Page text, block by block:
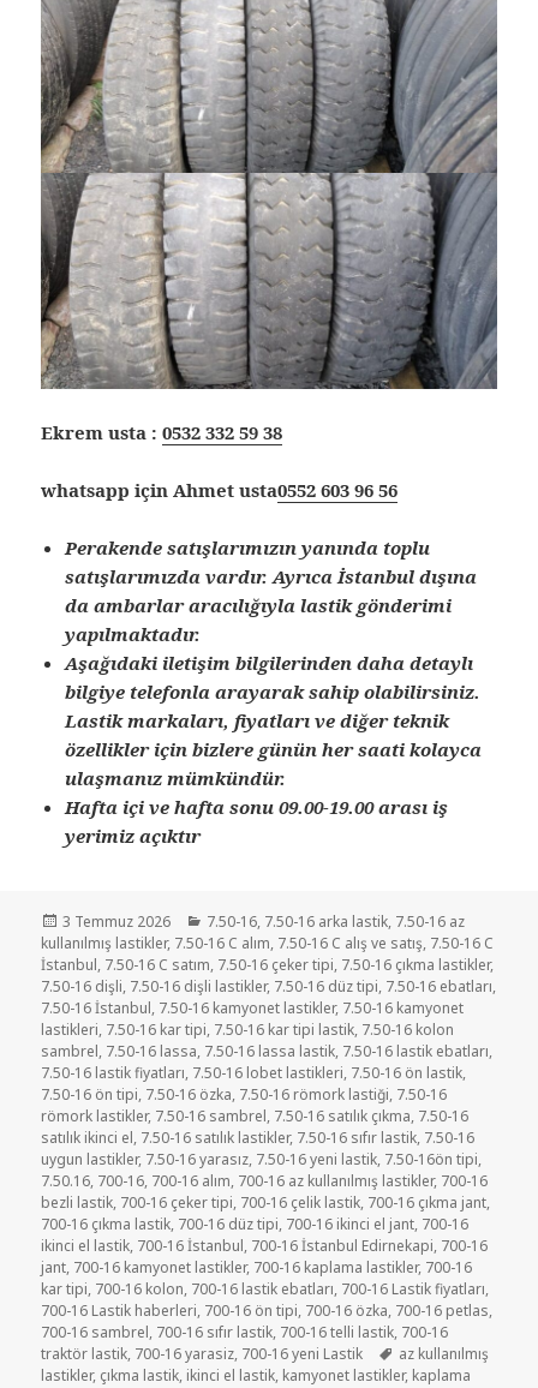
Ekrem usta :0532 332 59 38
whatsapp için Ahmet usta0552 603 96 56
Perakende satışlarımızın yanında toplu
satışlarımızda vardır. Ayrıca İstanbul dışına
da ambarlar aracılığıyla lastik gönderimi
yapılmaktadır.
Aşağıdaki iletişim bilgilerinden daha detaylı
bilgiye telefonla arayarak sahip olabilirsiniz.
Lastik markaları, fiyatları ve diğer teknik
özellikler için bizlere günün her saati kolayca
ulaşmanız mümkündür.
Hafta içi ve hafta sonu 09.00-19.00 arası iş
yerimiz açıktır
Yayın
tarihi
3 Temmuz 2026 Kategoriler
7.50-16, 7.50-16 arka lastik, 7.50-16 az
kullanılmış lastikler, 7.50-16 C alım, 7.50-16 C alış ve satış, 7.50-16 C
İstanbul, 7.50-16 C satım, 7.50-16 çeker tipi, 7.50-16 çıkma lastikler,
7.50-16 dişli, 7.50-16 dişli lastikler, 7.50-16 düz tipi, 7.50-16 ebatları,
7.50-16 İstanbul, 7.50-16 kamyonet lastikler, 7.50-16 kamyonet
lastikleri, 7.50-16 kar tipi, 7.50-16 kar tipi lastik, 7.50-16 kolon
sambrel, 7.50-16 lassa, 7.50-16 lassa lastik, 7.50-16 lastik ebatları,
7.50-16 lastik fiyatları, 7.50-16 lobet lastikleri, 7.50-16 ön lastik,
7.50-16 ön tipi, 7.50-16 özka, 7.50-16 römork lastiği, 7.50-16
römork lastikler, 7.50-16 sambrel, 7.50-16 satılık çıkma, 7.50-16
satılık ikinci el, 7.50-16 satılık lastikler, 7.50-16 sıfır lastik, 7.50-16
uygun lastikler, 7.50-16 yarasız, 7.50-16 yeni lastik, 7.50-16ön tipi,
7.50.16, 700-16, 700-16 alım, 700-16 az kullanılmış lastikler, 700-16
bezli lastik, 700-16 çeker tipi, 700-16 çelik lastik, 700-16 çıkma jant,
700-16 çıkma lastik, 700-16 düz tipi, 700-16 ikinci el jant, 700-16
ikinci el lastik, 700-16 İstanbul, 700-16 İstanbul Edirnekapi, 700-16
jant, 700-16 kamyonet lastikler, 700-16 kaplama lastikler, 700-16
kar tipi, 700-16 kolon, 700-16 lastik ebatları, 700-16 Lastik fiyatları,
700-16 Lastik haberleri, 700-16 ön tipi, 700-16 özka, 700-16 petlas,
700-16 sambrel, 700-16 sıfır lastik, 700-16 telli lastik, 700-16
traktör lastik, 700-16 yarasiz, 700-16 yeni Lastik Etiketler
az kullanılmış
lastikler, çıkma lastik, ikinci el lastik, kamyonet lastikler, kaplama